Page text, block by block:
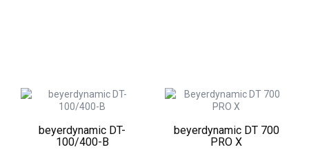
beyerdynamic DT-
100/400-B
beyerdynamic DT 700
PRO X